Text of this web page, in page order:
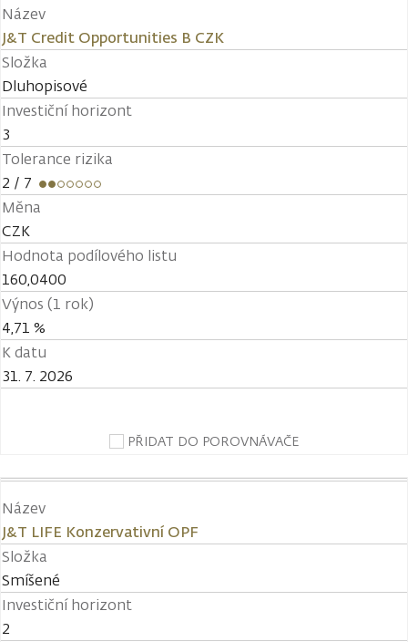
Název
J&T Credit Opportunities B CZK
Složka
Dluhopisové
Investiční horizont
3
Tolerance rizika
2 / 7
Měna
CZK
Hodnota podílového listu
160,0400
Výnos (1 rok)
4,71 %
K datu
31. 7. 2026
PŘIDAT DO POROVNÁVAČE
Název
J&T LIFE Konzervativní OPF
Složka
Smíšené
Investiční horizont
2